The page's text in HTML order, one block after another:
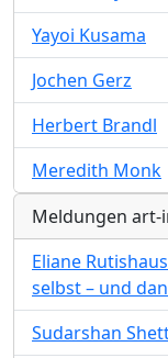
Yayoi Kusama
Jochen Gerz
Herbert Brandl
Meredith Monk
Meldungen art-
Eliane
selbst – und
Sudarshan